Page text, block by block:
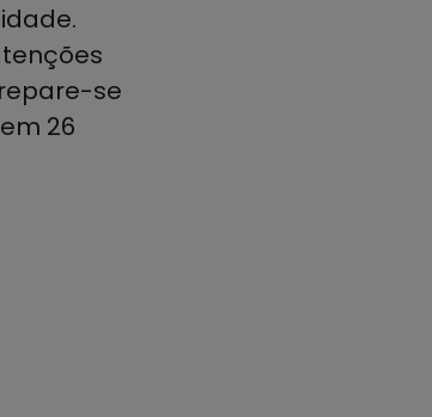
se
26